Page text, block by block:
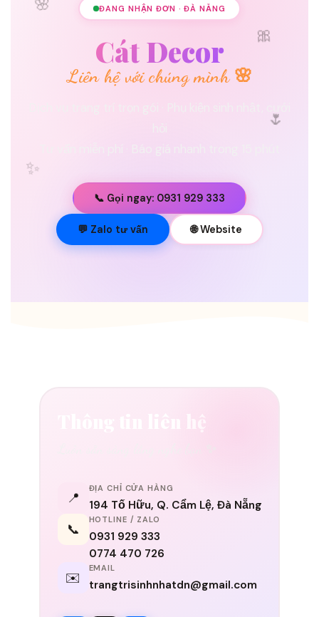
🎀
✨
🌷
💐
ĐANG NHẬN ĐƠN · ĐÀ NẴNG
Cát Decor
Liên hệ với chúng mình 🌸
📞 Gọi ngay: 0931 929 333
💬 Zalo tư vấn 🌐 Website
Thông tin liên hệ
📍
ĐỊA CHỈ CỬA HÀNG
194 Tố Hữu, Q. Cẩm Lệ, Đà Nẵng
📞
HOTLINE / ZALO
0931 929 333
0774 470 726
✉️
EMAIL
trangtrisinhnhatdn@gmail.com